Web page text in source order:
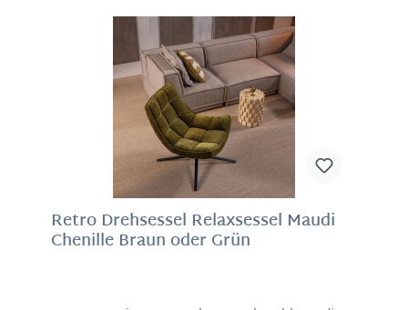
Eigenschaften stärker zeigen, was die
Haltbarkeit und Qualität nicht beeinträchtigt.
Der Drehstuhl hat einen 70er-Jahre-Look mit
einem modernen Touch und passt perfekt zum
heutigen Wohnstil! Material: 100% Polyester,
pulverbeschichtetes Metallgestell schwarz Maße:
84 x 74 x 86 cm (H/B/T), Sitzhöhe 44 cm, Sitztiefe
beträgt 53 cm
Retro Drehsessel Relaxsessel Maudi
Chenille Braun oder Grün